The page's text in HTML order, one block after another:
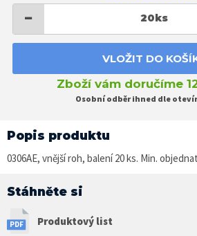
− 20ks
VLOŽIT DO
Zboží vám doručíme
Osobní odběr ihned dle
Popis produktu
0306AE, vnější roh, balení 20 ks. Min.
Stáhněte si
Produktový list